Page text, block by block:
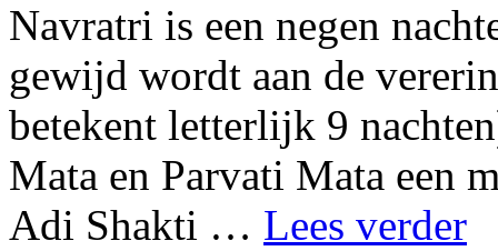
Navratri is een negen
gewijd wordt aan de
betekent letterlijk 9
Mata en Parvati Mata een
Adi Shakti … Lees verder